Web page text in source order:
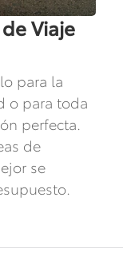
Viaje
para la
o para toda
perfecta.
de
se